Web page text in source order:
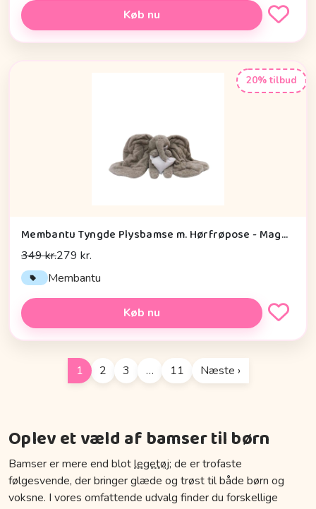
Køb nu
20% tilbud
Membantu Tyngde Plysbamse m. Hørfrøpose - Magma01 - Grå
349 kr.279 kr.
Membantu
Køb nu
1 2 3 … 11 Næste ›
Oplev et væld af bamser til børn
Bamser er mere end blotlegetøj; de er trofaste
følgesvende, der bringer glæde og trøst til både børn og
voksne. I vores omfattende udvalg finder du forskellige